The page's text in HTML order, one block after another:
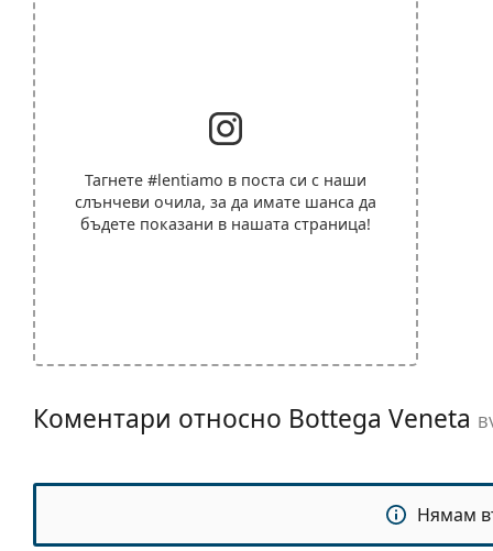
Тагнете #lentiamo в поста си с наши
слънчеви очила, за да имате шанса да
бъдете показани в нашата страница!
Коментари относно Bottega Veneta
Нямам